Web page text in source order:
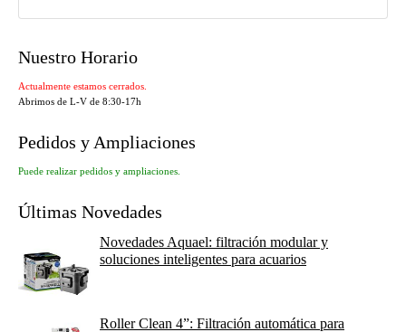
Nuestro Horario
Actualmente estamos cerrados.
Abrimos de L-V de 8:30-17h
Pedidos y Ampliaciones
Puede realizar pedidos y ampliaciones.
Últimas Novedades
Novedades Aquael: filtración modular y
soluciones inteligentes para acuarios
Roller Clean 4”: Filtración automática para